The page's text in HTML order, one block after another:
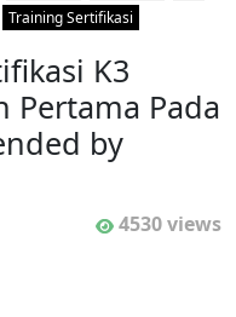
Training Sertifikasi
K3
Pertama Pada
by
4530 views